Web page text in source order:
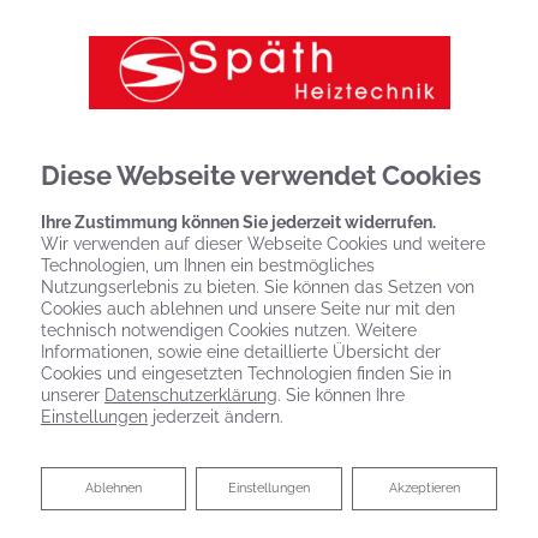
Ihr Bad zum Festpreis
Rundum sorglos zum neuen Bad von Späth
Diese Webseite verwendet Cookies
Ihre Zustimmung können Sie jederzeit widerrufen.
Wir verwenden auf dieser Webseite Cookies und weitere
Technologien, um Ihnen ein bestmögliches
Nutzungserlebnis zu bieten. Sie können das Setzen von
Cookies auch ablehnen und unsere Seite nur mit den
technisch notwendigen Cookies nutzen. Weitere
Informationen, sowie eine detaillierte Übersicht der
Cookies und eingesetzten Technologien finden Sie in
unserer Datenschutzerklärung. Sie können Ihre
Einstellungen jederzeit ändern.
Akzeptieren
Einstellungen
Ablehnen
Ablehnen